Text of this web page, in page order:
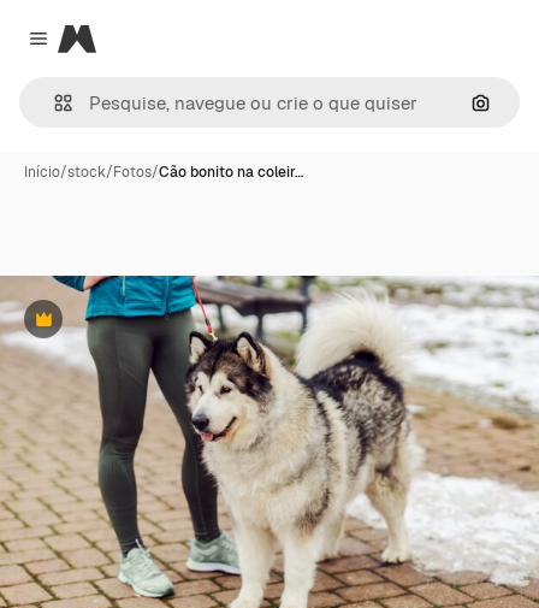
Close menu
Magnific
Início/stock/Fotos/Cão bonito na coleir…
Premium